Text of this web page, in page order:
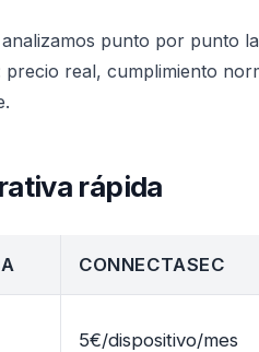
punto por punto
precio real, cumplimiento
rápida
CONNECTASEC
5€/dispositivo/mes